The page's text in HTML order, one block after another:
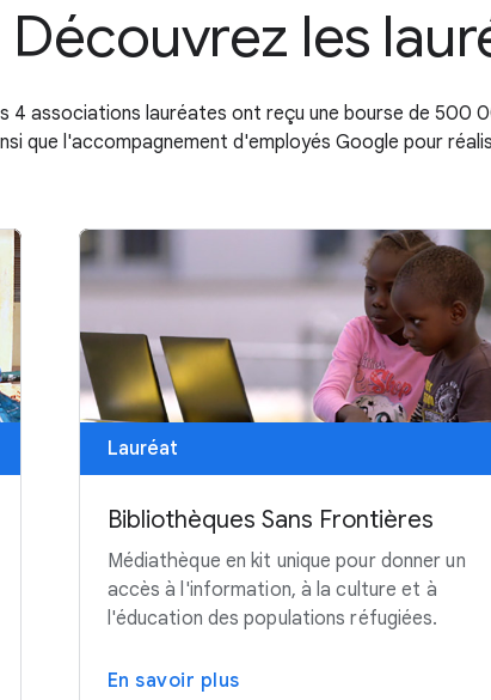
Découvrez les
4 associations lauréates ont reçu une bourse de 500
que l'accompagnement d'employés Google pour
Lauréat
Bibliothèques Sans Frontières
Médiathèque en kit unique pour donner un
accès à l'information, à la culture et à
l'éducation des populations réfugiées.
En savoir plus